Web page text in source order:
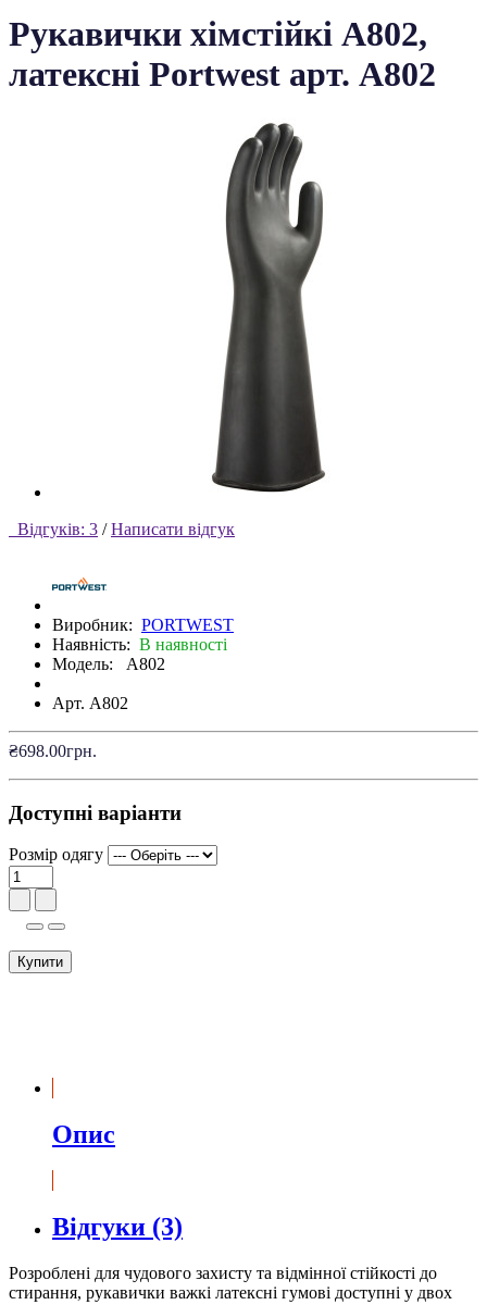
Рукавички хімстійкі A802,
латексні Portwest арт. A802
Відгуків: 3 / Написати відгук
Виробник: PORTWEST
Наявність: В наявності
Модель:
A802
Арт. A802
₴698.00грн.
Доступні варіанти
Розмір одягу
Купити
Опис
Відгуки (3)
Розроблені для чудового захисту та відмінної стійкості до
стирання, рукавички важкі латексні гумові доступні у двох